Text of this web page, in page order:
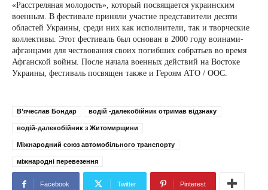
«Расстреляная молодость», который посвящается украинским
военным. В фестивале приняли участие представители десяти
областей Украины, среди них как исполнители, так и творческие
коллективы. Этот фестиваль был основан в 2000 году воинами-
афганцами для чествования своих погибших собратьев во время
Афганской войны. После начала военных действий на Востоке
Украины, фестиваль посвящен также и Героям АТО / ООС.
В’ячеслав Бондар водій -далекобійник отримав відзнаку
водій-далекобійник з Житомирщини
Міжнародний союз автомобільного транспорту
міжнародні перевезення
Facebook Twitter Pinterest